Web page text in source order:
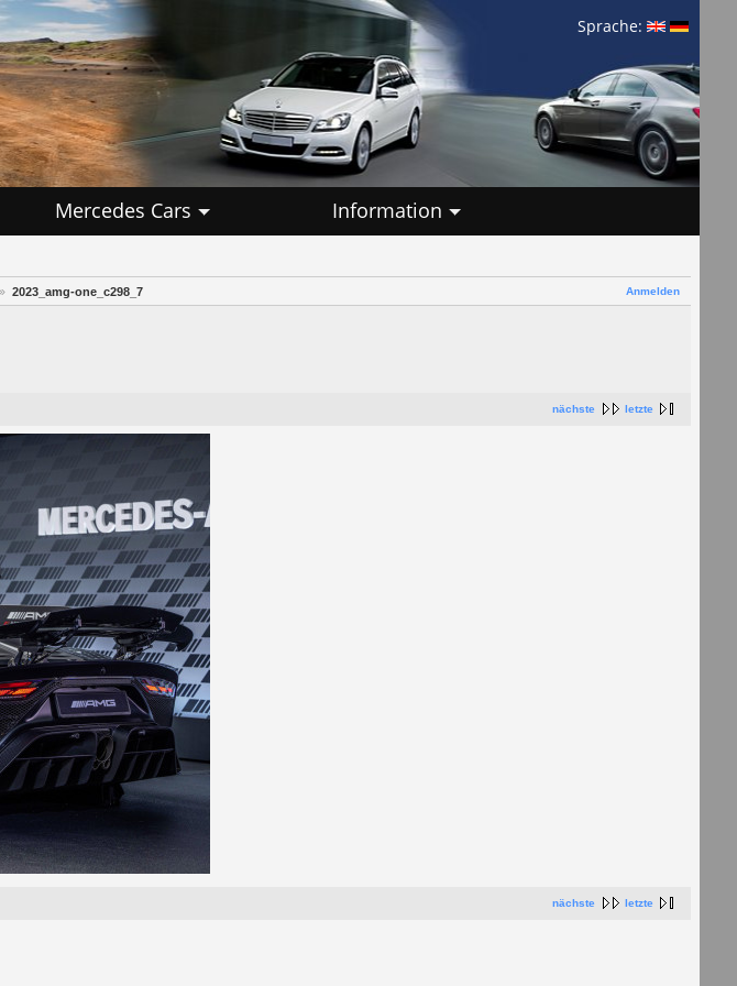
Sprache:
Mercedes Cars Information
Anmelden
2023_amg-one_c298_7
nächste letzte
nächste letzte